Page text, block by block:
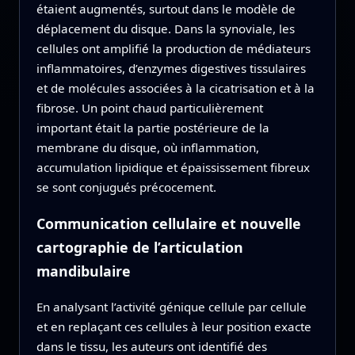
étaient augmentés, surtout dans le modèle de
déplacement du disque. Dans la synoviale, les
cellules ont amplifié la production de médiateurs
inflammatoires, d’enzymes digestives tissulaires
et de molécules associées à la cicatrisation et à la
fibrose. Un point chaud particulièrement
important était la partie postérieure de la
membrane du disque, où inflammation,
accumulation lipidique et épaississement fibreux
se sont conjugués précocement.
Communication cellulaire et nouvelle
cartographie de l’articulation
mandibulaire
En analysant l’activité génique cellule par cellule
et en replaçant ces cellules à leur position exacte
dans le tissu, les auteurs ont identifié des